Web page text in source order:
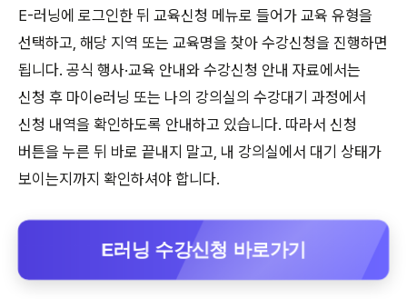
E-러닝에 로그인한 뒤 교육신청 메뉴로 들어가 교육 유형을
선택하고, 해당 지역 또는 교육명을 찾아 수강신청을 진행하면
됩니다. 공식 행사·교육 안내와 수강신청 안내 자료에서는
신청 후 마이e러닝 또는 나의 강의실의 수강대기 과정에서
신청 내역을 확인하도록 안내하고 있습니다. 따라서 신청
버튼을 누른 뒤 바로 끝내지 말고, 내 강의실에서 대기 상태가
보이는지까지 확인하셔야 합니다.
E러닝 수강신청 바로가기